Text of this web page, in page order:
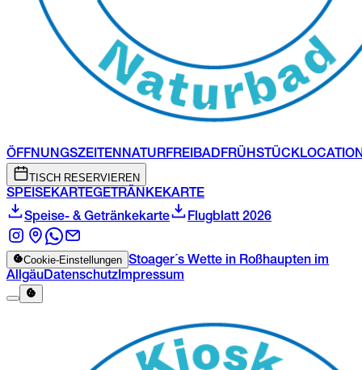
ÖFFNUNGSZEITENNATURFREIBADFRÜHSTÜCK
TISCH RESERVIEREN
SPEISEKARTEGETRÄNKEKARTE
Speise- & Getränkekarte
Flugblatt 2026
Cookie-Einstellungen Stoager´s Wette in Roßhaupten im
AllgäuDatenschutzImpressum